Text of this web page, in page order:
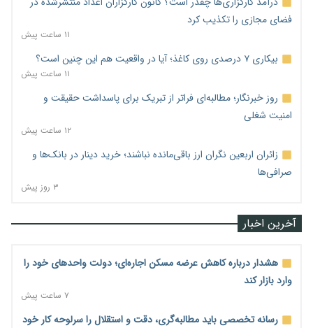
فضای مجازی را تکذیب کرد
۱۱ ساعت پیش
بیکاری ۷ درصدی روی کاغذ؛ آیا در واقعیت هم این چنین است؟
۱۱ ساعت پیش
روز خبرنگار؛ مطالبه‌ای فراتر از تبریک برای پاسداشت حقیقت و
امنیت شغلی
۱۲ ساعت پیش
زائران اربعین نگران ارز باقی‌مانده نباشند؛ خرید دینار در بانک‌ها و
صرافی‌ها
۳ روز پیش
آخرین اخبار
هشدار درباره کاهش عرضه مسکن اجاره‌ای؛ دولت واحدهای خود را
وارد بازار کند
۷ ساعت پیش
رسانه تخصصی باید مطالبه‌گری، دقت و استقلال را سرلوحه کار خود